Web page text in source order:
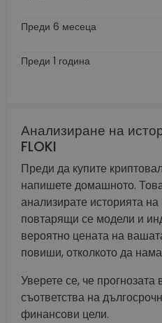
Преди 6 месеца
Преди 1 година
Анализиране на
FLOKI
Преди да купите
напишете домашното.
анализирате историята
повтарящи се модели и
вероятно цената на
повиши, отколкото да
Уверете се, че прогнозата
съответства на
финансови цели.